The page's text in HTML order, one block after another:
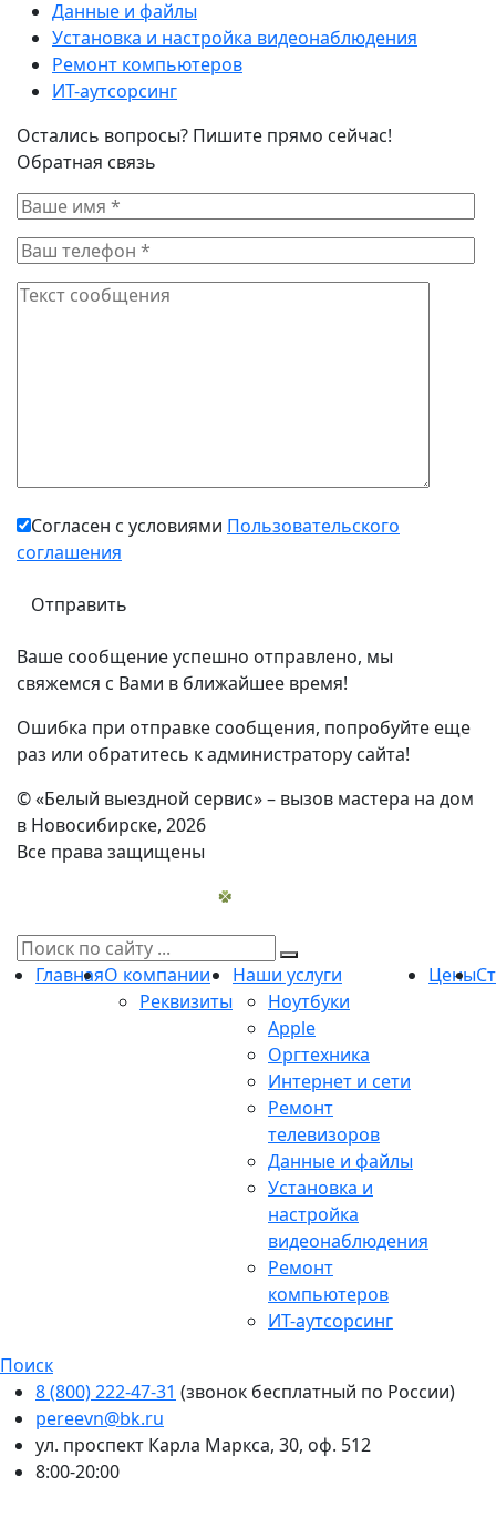
Данные и файлы
Установка и настройка видеонаблюдения
Ремонт компьютеров
ИТ-аутсорсинг
Остались вопросы? Пишите прямо сейчас!
Обратная связь
Согласен с условиями Пользовательского
соглашения
Ваше сообщение успешно отправлено, мы
свяжемся с Вами в ближайшее время!
Ошибка при отправке сообщения, попробуйте еще
раз или обратитесь к администратору сайта!
© «Белый выездной сервис» – вызов мастера на дом
в Новосибирске, 2026
Все права защищены
ГлавнаяО компании
Реквизиты
Наши услуги
Ноутбуки
Apple
Оргтехника
Интернет и сети
Ремонт
телевизоров
Данные и файлы
Установка и
настройка
видеонаблюдения
Ремонт
компьютеров
ИТ-аутсорсинг
Цены
Поиск
8 (800) 222-47-31 (звонок бесплатный по России)
pereevn@bk.ru
ул. проспект Карла Маркса, 30, оф. 512
8:00-20:00